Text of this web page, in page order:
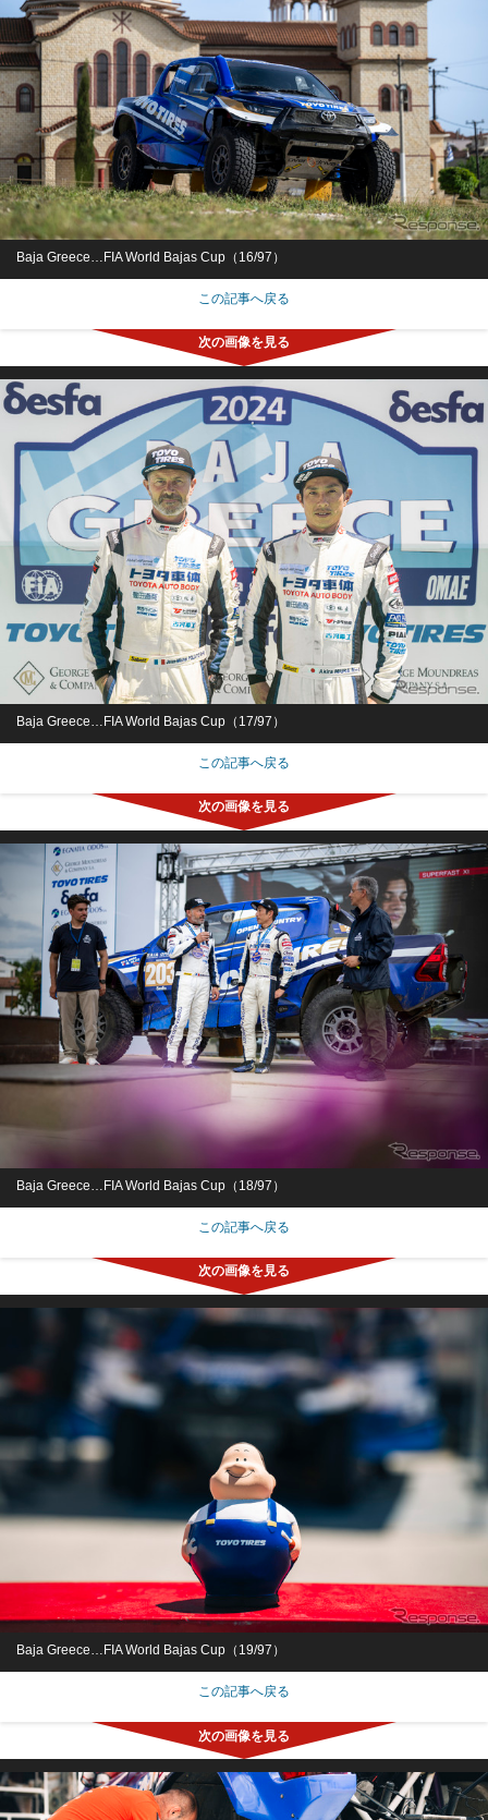
Baja Greece…FIA World Bajas Cup（16/97）
この記事へ戻る
Baja Greece…FIA World Bajas Cup（17/97）
この記事へ戻る
Baja Greece…FIA World Bajas Cup（18/97）
この記事へ戻る
Baja Greece…FIA World Bajas Cup（19/97）
この記事へ戻る